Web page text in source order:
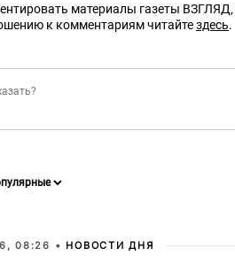
материалы газеты ВЗГЛЯД,
к комментариям читайтездесь.
08:26 • НОВОСТИ ДНЯ